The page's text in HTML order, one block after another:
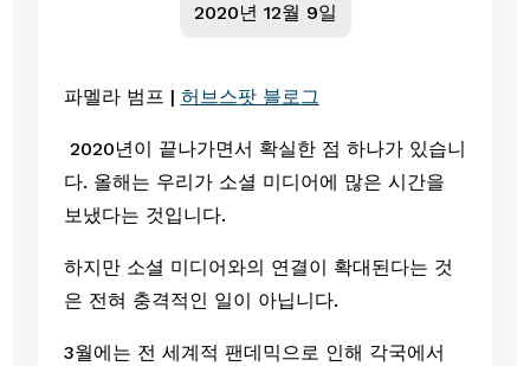
2020년 12월 9일
파멜라 범프 | 허브스팟 블로그
2020년이 끝나가면서 확실한 점 하나가 있습니
다. 올해는 우리가 소셜 미디어에 많은 시간을
보냈다는 것입니다.
하지만 소셜 미디어와의 연결이 확대된다는 것
은 전혀 충격적인 일이 아닙니다.
3월에는 전 세계적 팬데믹으로 인해 각국에서